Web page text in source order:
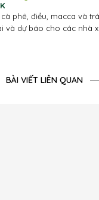
phê, điều, macca và
và dự báo cho các nhà
BÀI VIẾT LIÊN QUAN